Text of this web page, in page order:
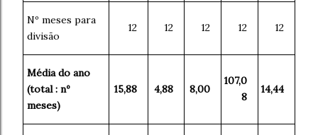
Nº meses para
divisão
12 12 12 12 12
Média do ano
(total : nº
meses)
15,88 4,88 8,00
107,0
8
14,44